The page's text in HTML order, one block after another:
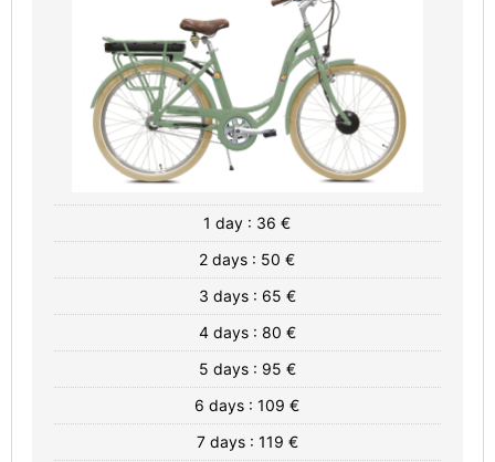
1 day : 36 €
2 days : 50 €
3 days : 65 €
4 days : 80 €
5 days : 95 €
6 days : 109 €
7 days : 119 €